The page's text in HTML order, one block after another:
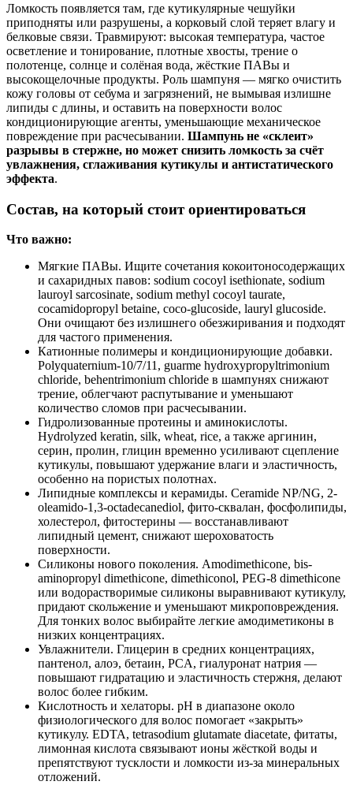
Ломкость появляется там, где кутикулярные чешуйки
приподняты или разрушены, а корковый слой теряет влагу и
белковые связи. Травмируют: высокая температура, частое
осветление и тонирование, плотные хвосты, трение о
полотенце, солнце и солёная вода, жёсткие ПАВы и
высокощелочные продукты. Роль шампуня — мягко очистить
кожу головы от себума и загрязнений, не вымывая излишне
липиды с длины, и оставить на поверхности волос
кондиционирующие агенты, уменьшающие механическое
повреждение при расчесывании. Шампунь не «склеит»
разрывы в стержне, но может снизить ломкость за счёт
увлажнения, сглаживания кутикулы и антистатического
эффекта.
Состав, на который стоит ориентироваться
Что важно:
Мягкие ПАВы. Ищите сочетания кокоитоносодержащих
и сахаридных павов: sodium cocoyl isethionate, sodium
lauroyl sarcosinate, sodium methyl cocoyl taurate,
cocamidopropyl betaine, coco-glucoside, lauryl glucoside.
Они очищают без излишнего обезжиривания и подходят
для частого применения.
Катионные полимеры и кондиционирующие добавки.
Polyquaternium-10/7/11, guarme hydroxypropyltrimonium
chloride, behentrimonium chloride в шампунях снижают
трение, облегчают распутывание и уменьшают
количество сломов при расчесывании.
Гидролизованные протеины и аминокислоты.
Hydrolyzed keratin, silk, wheat, rice, а также аргинин,
серин, пролин, глицин временно усиливают сцепление
кутикулы, повышают удержание влаги и эластичность,
особенно на пористых полотнах.
Липидные комплексы и керамиды. Ceramide NP/NG, 2-
oleamido-1,3-octadecanediol, фито-сквалан, фосфолипиды,
холестерол, фитостерины — восстанавливают
липидный цемент, снижают шероховатость
поверхности.
Силиконы нового поколения. Amodimethicone, bis-
aminopropyl dimethicone, dimethiconol, PEG-8 dimethicone
или водорастворимые силиконы выравнивают кутикулу,
придают скольжение и уменьшают микроповреждения.
Для тонких волос выбирайте легкие амодиметиконы в
низких концентрациях.
Увлажнители. Глицерин в средних концентрациях,
пантенол, алоэ, бетаин, PCA, гиалуронат натрия —
повышают гидратацию и эластичность стержня, делают
волос более гибким.
Кислотность и хелаторы. pH в диапазоне около
физиологического для волос помогает «закрыть»
кутикулу. EDTA, tetrasodium glutamate diacetate, фитаты,
лимонная кислота связывают ионы жёсткой воды и
препятствуют тусклости и ломкости из‑за минеральных
отложений.